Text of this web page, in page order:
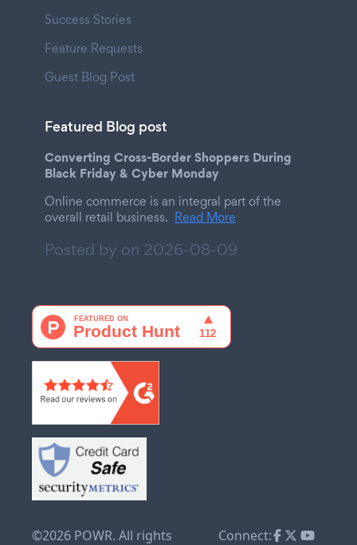
Success Stories
Feature Requests
Guest Blog Post
Featured Blog post
Converting Cross-Border Shoppers During
Black Friday & Cyber Monday
Online commerce is an integral part of the
overall retail business. Read More
Posted by on 2026-08-09
©2026 POWR. All rights Connect: